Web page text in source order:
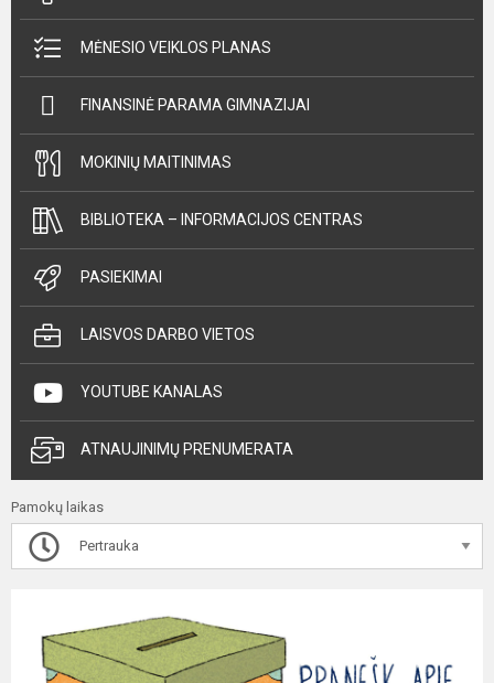
MĖNESIO VEIKLOS PLANAS
FINANSINĖ PARAMA GIMNAZIJAI
MOKINIŲ MAITINIMAS
BIBLIOTEKA – INFORMACIJOS CENTRAS
PASIEKIMAI
LAISVOS DARBO VIETOS
YOUTUBE KANALAS
ATNAUJINIMŲ PRENUMERATA
Pamokų laikas
Pertrauka